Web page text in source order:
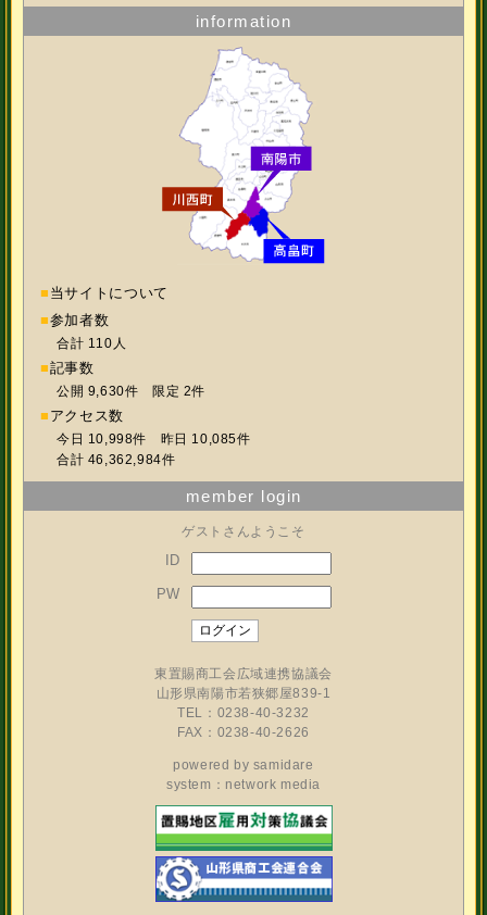
information
■ 当サイトについて
■参加者数
合計 110人
■記事数
公開 9,630件 限定 2件
■ アクセス数
今日 10,998件 昨日 10,085件
合計 46,362,984件
member login
ゲストさんようこそ
ID
PW
東置賜商工会広域連携協議会
山形県南陽市若狭郷屋839-1
TEL：0238-40-3232
FAX：0238-40-2626
powered by samidare
system：network media